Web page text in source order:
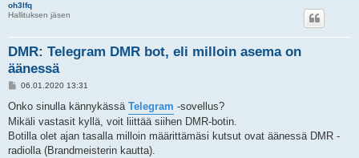
oh3lfq
Hallituksen jäsen
DMR: Telegram DMR bot, eli milloin asema on
äänessä
P
s
06.01.2020 13:31
Onko sinulla kännykässä Telegram -sovellus?
Mikäli vastasit kyllä, voit liittää siihen DMR-botin.
Botilla olet ajan tasalla milloin määrittämäsi kutsut ovat äänessä DMR -
radiolla (Brandmeisterin kautta).